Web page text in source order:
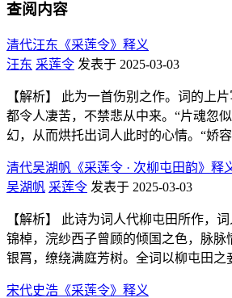
查阅内容
清代汪东《采莲令》释义
汪东 采莲令 发表于 2025-03-03
【解析】 此为一首伤别之作。词的上
都令人凄苦，不禁悲从中来。“片魂忽
幻，从而烘托出词人此时的心情。“娇
清代吴湖帆《采莲令 · 次柳屯田韵》释
吴湖帆 采莲令 发表于 2025-03-03
【解析】 此诗为词人代柳屯田所作，
锦棹，浣纱西子曾顾的倾国之色，脉
银罥，缭绕满庭芳树。全词以柳屯田之
宋代史浩《采莲令》释义